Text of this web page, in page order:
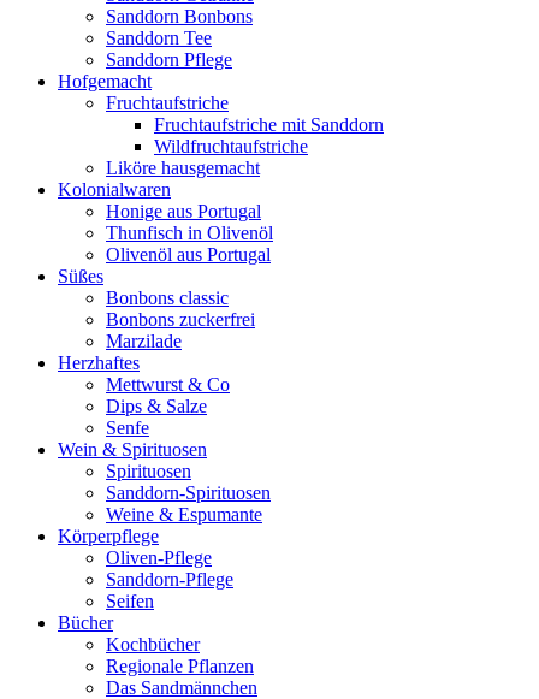
Sanddorn Bonbons
Sanddorn Tee
Sanddorn Pflege
Hofgemacht
Fruchtaufstriche
Fruchtaufstriche mit Sanddorn
Wildfruchtaufstriche
Liköre hausgemacht
Kolonialwaren
Honige aus Portugal
Thunfisch in Olivenöl
Olivenöl aus Portugal
Süßes
Bonbons classic
Bonbons zuckerfrei
Marzilade
Herzhaftes
Mettwurst & Co
Dips & Salze
Senfe
Wein & Spirituosen
Spirituosen
Sanddorn-Spirituosen
Weine & Espumante
Körperpflege
Oliven-Pflege
Sanddorn-Pflege
Seifen
Bücher
Kochbücher
Regionale Pflanzen
Das Sandmännchen